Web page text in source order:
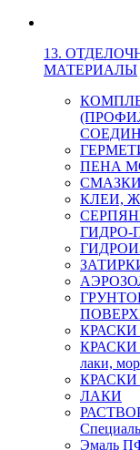
13.
МАТЕРИАЛЫ
ПЕНА
СМАЗКИ,
КЛЕИ,
ГИДРО-
КРАСКИ
КРАСКИ
лаки,
КРАСКИ
ЛАКИ
Эмаль